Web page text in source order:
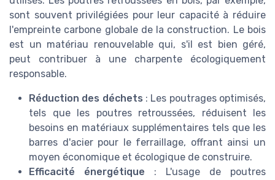
sont souvent privilégiées pour leur capacité à réduire
l'empreinte carbone globale de la construction. Le bois
est un matériau renouvelable qui, s'il est bien géré,
peut contribuer à une charpente écologiquement
responsable.
Réduction des déchets : Les poutrages optimisés,
tels que les poutres retroussées, réduisent les
besoins en matériaux supplémentaires tels que les
barres d'acier pour le ferraillage, offrant ainsi un
moyen économique et écologique de construire.
Efficacité énergétique : L'usage de poutres